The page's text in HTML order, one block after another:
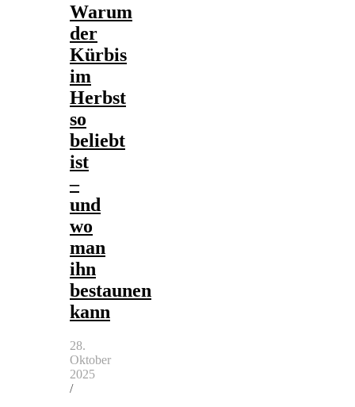
Warum
der
Kürbis
im
Herbst
so
beliebt
ist
–
und
wo
man
ihn
bestaunen
kann
28.
Oktober
2025
/